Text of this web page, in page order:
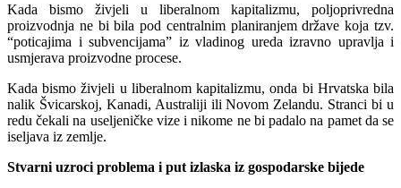
Kada bismo živjeli u liberalnom kapitalizmu, poljoprivredna
proizvodnja ne bi bila pod centralnim planiranjem države koja tzv.
“poticajima i subvencijama” iz vladinog ureda izravno upravlja i
usmjerava proizvodne procese.
Kada bismo živjeli u liberalnom kapitalizmu, onda bi Hrvatska bila
nalik Švicarskoj, Kanadi, Australiji ili Novom Zelandu. Stranci bi u
redu čekali na useljeničke vize i nikome ne bi padalo na pamet da se
iseljava iz zemlje.
Stvarni uzroci problema i put izlaska iz gospodarske bijede